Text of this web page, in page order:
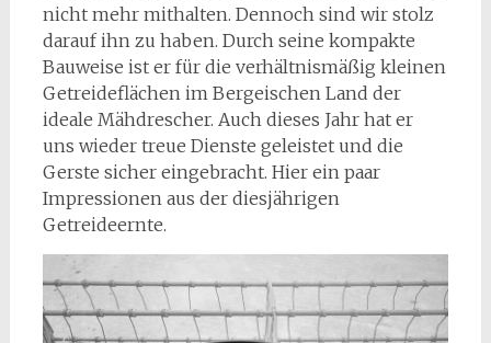
nicht mehr mithalten. Dennoch sind wir stolz
darauf ihn zu haben. Durch seine kompakte
Bauweise ist er für die verhältnismäßig kleinen
Getreideflächen im Bergeischen Land der
ideale Mähdrescher. Auch dieses Jahr hat er
uns wieder treue Dienste geleistet und die
Gerste sicher eingebracht. Hier ein paar
Impressionen aus der diesjährigen
Getreideernte.